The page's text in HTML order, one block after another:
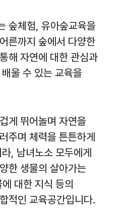
숲체험, 유아숲교육을
른까지 숲에서 다양한
해 자연에 대한 관심과
울 수 있는 교육을
게 뛰어놀며 자연을
주며 체력을 튼튼하게
, 남녀노소 모두에게
한 생물의 살아가는
대한 지식 등의
적인 교육공간입니다.